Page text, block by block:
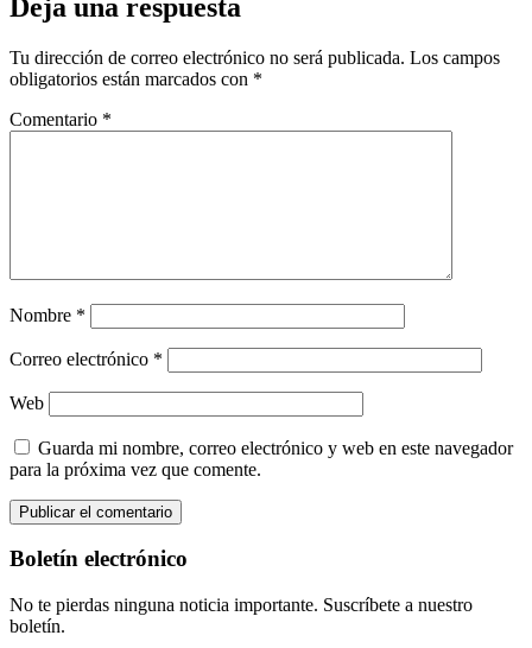
Deja una respuesta
Tu dirección de correo electrónico no será publicada. Los campos
obligatorios están marcados con *
Comentario *
Nombre *
Correo electrónico *
Web
Guarda mi nombre, correo electrónico y web en este navegador
para la próxima vez que comente.
Boletín electrónico
No te pierdas ninguna noticia importante. Suscríbete a nuestro
boletín.